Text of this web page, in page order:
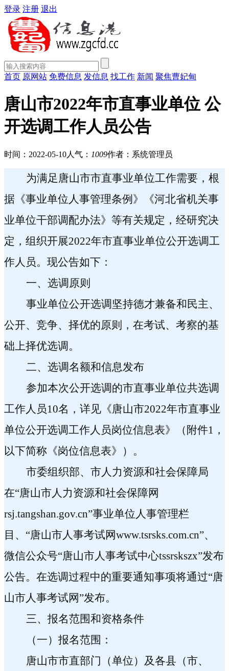
登录 注册 退出
首页 原网站 免费信息 发信息 找工作 新闻 聚焦曹妃甸
唐山市2022年市直事业单位 公
开选调工作人员公告
时间：2022-05-10人气： 1009作者：系统管理员
为满足唐山市市直事业单位工作需要，根
据《事业单位人事管理条例》《河北省机关事
业单位干部调配办法》等有关规定，经研究决
定，组织开展2022年市直事业单位公开选调工
作人员。现公告如下：
一、选调原则
事业单位公开选调坚持德才兼备和民主、
公开、竞争、择优的原则，在考试、考察的基
础上择优选调。
二、选调名额和信息发布
参加本次公开选调的市直事业单位共选调
工作人员10名，详见《唐山市2022年市直事业
单位公开选调工作人员岗位信息表》（附件1 ，
以下简称 《岗位信息表》）。
市委组织部、市人力资源和社会保障局
在“唐山市人力资源和社会保障网
rsj.tangshan.gov.cn”事业单位人事管理栏
目、“唐山市人事考试网www.tsrsks.com.cn”、
微信公众号“唐山市人事考试中心tssrskszx”发布
公告。在选调过程中的重要通知事项将通过“唐
山市人事考试网”发布。
三、报名范围和资格条件
（一）报名范围：
唐山市市直部门（单位）及各县（市、